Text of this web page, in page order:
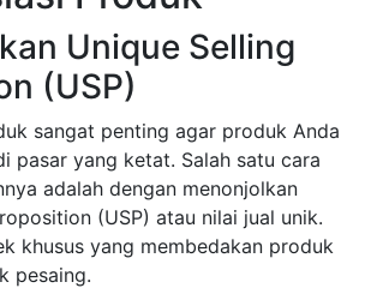
Unique Selling
(USP)
sangat penting agar produk Anda
pasar yang ketat. Salah satu cara
adalah dengan menonjolkan
(USP) atau nilai jual unik.
khusus yang membedakan produk
pesaing.